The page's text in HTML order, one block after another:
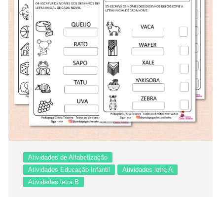
Atividades de Alfabetização
Atividades Educação Infantil
Atividades letra A
Atividades letra B